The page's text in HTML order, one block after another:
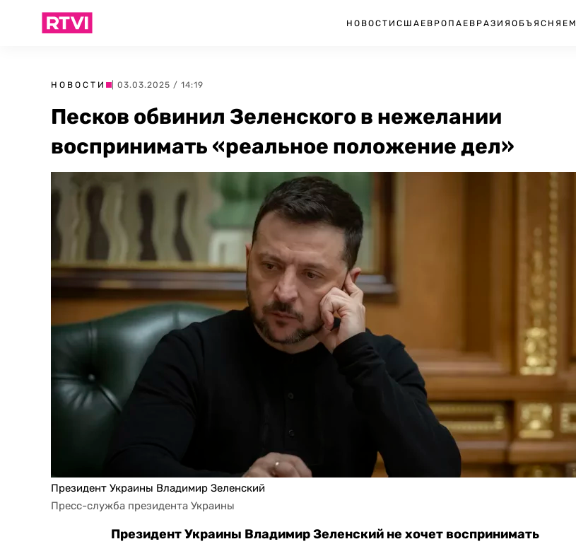
НОВОСТИ США ЕВРОПА ЕВРАЗИЯ ОБЪЯСНЯЕМ
НОВОСТИ | 03.03.2025 / 14:19
Песков обвинил Зеленского в нежелании
воспринимать «реальное положение дел»
Президент Украины Владимир Зеленский
Пресс-служба президента Украины
Президент Украины Владимир Зеленский не хочет воспринимать